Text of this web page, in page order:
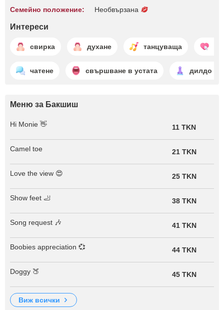
Семейно положение: Необвързана
Интереси
свирка духане танцуваща
чатене свършване в устата дилдо
Меню за Бакшиш
Hi Monie 👋 11 TKN
Camel toe 21 TKN
Love the view 😍 25 TKN
Show feet 🦶 38 TKN
Song request 🎶 41 TKN
Boobies appreciation 💞 44 TKN
Doggy 🍑 45 TKN
виж всички